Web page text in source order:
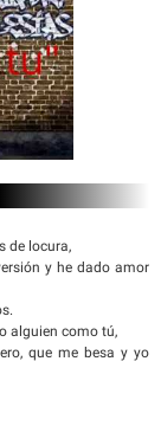
de locura,
y he dado amor
alguien como tú,
que me besa y yo